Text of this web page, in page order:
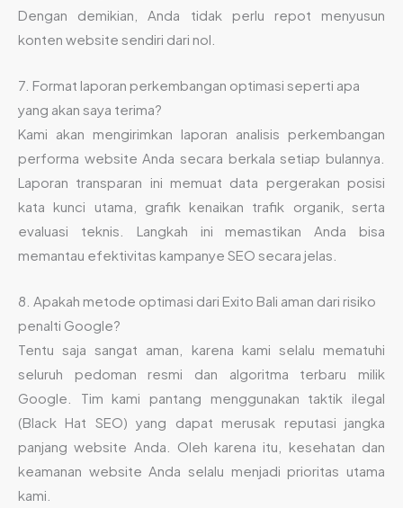
Dengan demikian, Anda tidak perlu repot menyusun
konten website sendiri dari nol.
7. Format laporan perkembangan optimasi seperti apa
yang akan saya terima?
Kami akan mengirimkan laporan analisis perkembangan
performa website Anda secara berkala setiap bulannya.
Laporan transparan ini memuat data pergerakan posisi
kata kunci utama, grafik kenaikan trafik organik, serta
evaluasi teknis. Langkah ini memastikan Anda bisa
memantau efektivitas kampanye SEO secara jelas.
8. Apakah metode optimasi dari Exito Bali aman dari risiko
penalti Google?
Tentu saja sangat aman, karena kami selalu mematuhi
seluruh pedoman resmi dan algoritma terbaru milik
Google. Tim kami pantang menggunakan taktik ilegal
(Black Hat SEO) yang dapat merusak reputasi jangka
panjang website Anda. Oleh karena itu, kesehatan dan
keamanan website Anda selalu menjadi prioritas utama
kami.